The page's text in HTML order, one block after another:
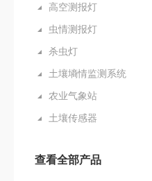
高空测报灯
虫情测报灯
杀虫灯
土壤墒情监测系统
农业气象站
土壤传感器
查看全部产品